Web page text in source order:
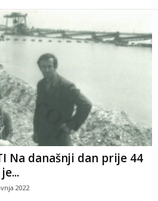
Na današnji dan prije 44
2022